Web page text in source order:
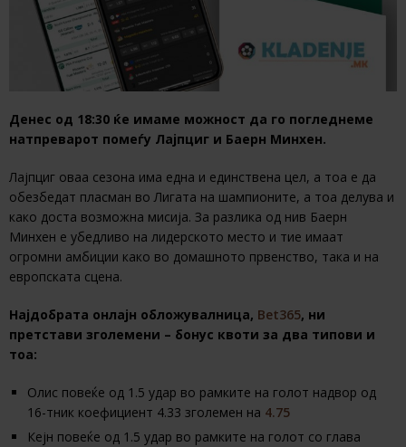
Денес од 18:30 ќе имаме можност да го погледнеме
натпреварот помеѓу Лајпциг и Баерн Минхен.
Лајпциг оваа сезона има една и единствена цел, а тоа е да
обезбедат пласман во Лигата на шампионите, а тоа делува и
како доста возможна мисија. За разлика од нив Баерн
Минхен е убедливо на лидерското место и тие имаат
огромни амбиции како во домашното првенство, така и на
европската сцена.
Најдобрата онлајн обложувалница, Bet365, ни
претстави зголемени – бонус квоти за два типови и
тоа:
Олис повеќе од 1.5 удар во рамките на голот надвор од
16-тник коефициент 4.33 зголемен на 4.75
Кејн повеќе од 1.5 удар во рамките на голот со глава